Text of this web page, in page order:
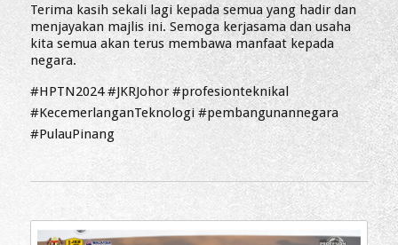
Terima kasih sekali lagi kepada semua yang hadir dan
menjayakan majlis ini. Semoga kerjasama dan usaha
kita semua akan terus membawa manfaat kepada
negara.
#HPTN2024 #JKRJohor #profesionteknikal
#KecemerlanganTeknologi #pembangunannegara
#PulauPinang